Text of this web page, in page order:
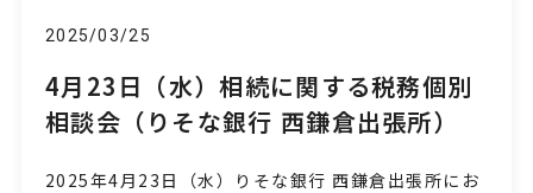
2025/03/25
4月23日（水）相続に関する税務個別
相談会（りそな銀行 西鎌倉出張所）
2025年4月23日 （水）りそな銀行 西鎌倉出張所にお